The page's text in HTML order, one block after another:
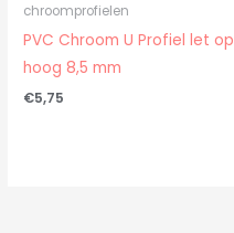
chroomprofielen
PVC Chroom U Profiel let op
hoog 8,5 mm
€5,75